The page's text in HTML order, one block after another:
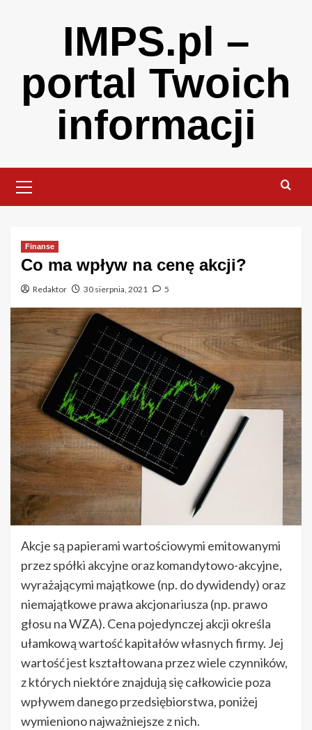
IMPS.pl –
portal Twoich
informacji
Menu
Finanse
Co ma wpływ na cenę akcji?
Redaktor 30 sierpnia, 2021 5
Akcje są papierami wartościowymi emitowanymi
przez spółki akcyjne oraz komandytowo-akcyjne,
wyrażającymi majątkowe (np. do dywidendy) oraz
niemajątkowe prawa akcjonariusza (np. prawo
głosu na WZA). Cena pojedynczej akcji określa
ułamkową wartość kapitałów własnych firmy. Jej
wartość jest kształtowana przez wiele czynników,
z których niektóre znajdują się całkowicie poza
wpływem danego przedsiębiorstwa, poniżej
wymieniono najważniejsze z nich.